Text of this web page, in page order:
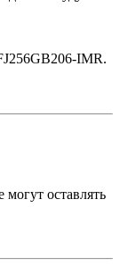
IMR.
могут оставлять